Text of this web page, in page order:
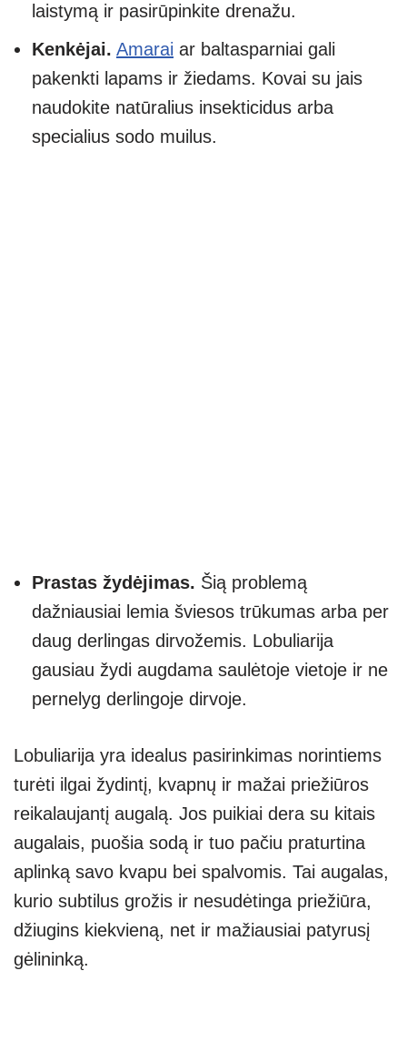
laistymą ir pasirūpinkite drenažu.
Kenkėjai. Amarai ar baltasparniai gali
pakenkti lapams ir žiedams. Kovai su jais
naudokite natūralius insekticidus arba
specialius sodo muilus.
Prastas žydėjimas. Šią problemą
dažniausiai lemia šviesos trūkumas arba per
daug derlingas dirvožemis. Lobuliarija
gausiau žydi augdama saulėtoje vietoje ir ne
pernelyg derlingoje dirvoje.
Lobuliarija yra idealus pasirinkimas norintiems
turėti ilgai žydintį, kvapnų ir mažai priežiūros
reikalaujantį augalą. Jos puikiai dera su kitais
augalais, puošia sodą ir tuo pačiu praturtina
aplinką savo kvapu bei spalvomis. Tai augalas,
kurio subtilus grožis ir nesudėtinga priežiūra,
džiugins kiekvieną, net ir mažiausiai patyrusį
gėlininką.